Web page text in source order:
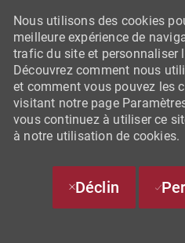
Nous utilisons des cookies
meilleure expérience de
trafic du site et personnaliser
Découvrez comment nous
et comment vous pouvez les
visitant notre page
vous continuez à utiliser ce
à notre utilisation de cookies.
Déclin